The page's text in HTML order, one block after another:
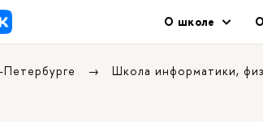
О школе
Школа информатики,